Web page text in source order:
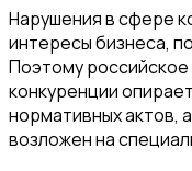
Нарушения в сфере
интересы бизнеса,
Поэтому
конкуренции
нормативных актов,
возложен на